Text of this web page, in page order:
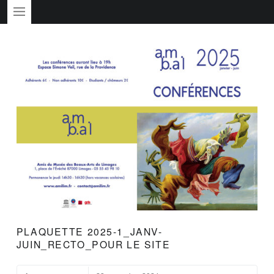
PLAQUETTE 2025-1_JANV-
JUIN_RECTO_POUR LE SITE